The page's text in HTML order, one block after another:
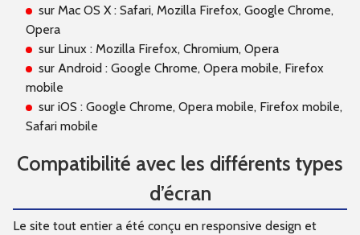
sur Mac OS X : Safari, Mozilla Firefox, Google Chrome,
Opera
sur Linux : Mozilla Firefox, Chromium, Opera
sur Android : Google Chrome, Opera mobile, Firefox
mobile
sur iOS : Google Chrome, Opera mobile, Firefox mobile,
Safari mobile
Compatibilité avec les différents types
d’écran
Le site tout entier a été conçu en responsive design et